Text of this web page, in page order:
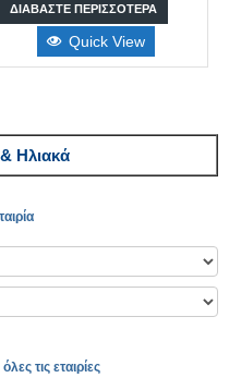
ΔΙΑΒΆΣΤΕ ΠΕΡΙΣΣΌΤΕΡΑ
Quick View
Ηλιακά
τις εταιρίες